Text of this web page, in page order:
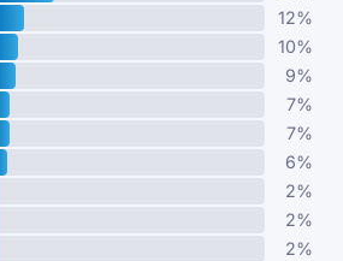
12%
10%
9%
7%
7%
6%
2%
2%
2%